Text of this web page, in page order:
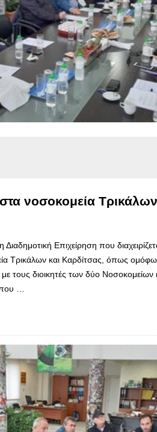
νοσοκομεία
Επιχείρηση που
Τρικάλων και Καρδίτσας, όπως
τους διοικητές των δύο Νοσοκομείων
που …